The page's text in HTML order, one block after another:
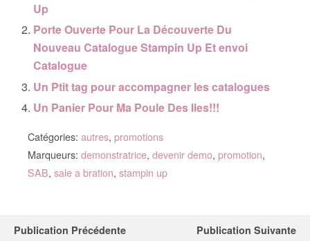
Up
Porte Ouverte Pour La Découverte Du
Nouveau Catalogue Stampin Up Et envoi
Catalogue
Un Ptit tag pour accompagner les catalogues
Un Panier Pour Ma Poule Des Iles!!!
Catégories: autres, promotions
Marqueurs: demonstratrice, devenir demo, promotion,
SAB, sale a bration, stampin up
Publication Précédente Publication Suivante